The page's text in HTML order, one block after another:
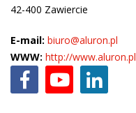
42-400 Zawiercie
E-mail: biuro@aluron.pl
WWW: http://www.aluron.pl